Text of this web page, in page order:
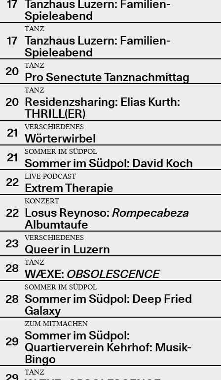
17 Tanzhaus Luzern: Familien-
Spieleabend
17
TANZ
Tanzhaus Luzern: Familien-
Spieleabend
20
TANZ
Pro Senectute Tanznachmittag
20
TANZ
Residenzsharing: Elias Kurth:
THRILL(ER)
21
VERSCHIEDENES
Wörterwirbel
21
SOMMER IM SÜDPOL
Sommer im Südpol: David Koch
22
LIVE-PODCAST
Extrem Therapie
22
KONZERT
Losus Reynoso: Rompecabeza
Albumtaufe
23
VERSCHIEDENES
Queer in Luzern
28
TANZ
WÆXE: OBSOLESCENCE
28
SOMMER IM SÜDPOL
Sommer im Südpol: Deep Fried
Galaxy
29
ZUM MITMACHEN
Sommer im Südpol:
Quartierverein Kehrhof: Musik-
Bingo
TANZ